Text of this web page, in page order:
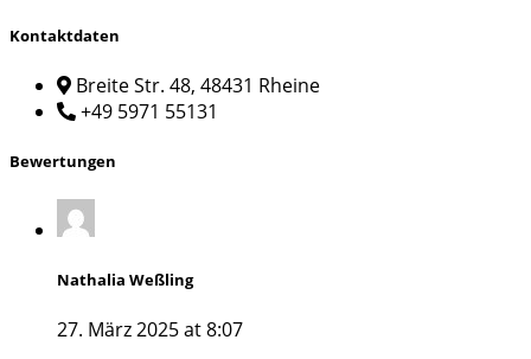
Kontaktdaten
Breite Str. 48, 48431 Rheine
+49 5971 55131
Bewertungen
Nathalia Weßling
27. März 2025 at 8:07